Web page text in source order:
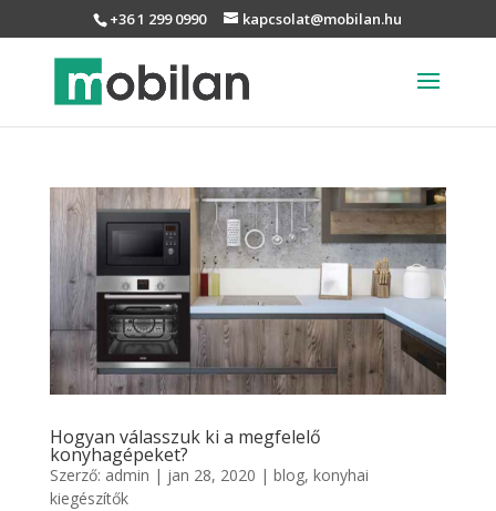
+36 1 299 0990 kapcsolat@mobilan.hu
Hogyan válasszuk ki a megfelelő
konyhagépeket?
Szerző: admin | jan 28, 2020 | blog, konyhai
kiegészítők